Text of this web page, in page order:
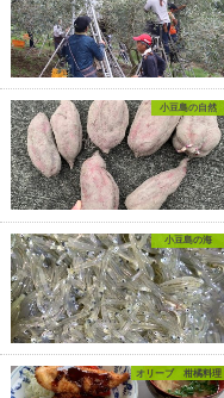
小豆島の自然
小豆島の海
オリーブ 柑橘料理